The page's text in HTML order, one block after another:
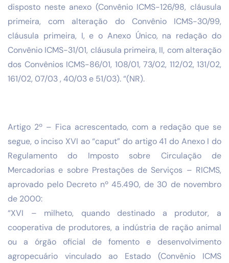
disposto neste anexo (Convênio ICMS-126/98, cláusula
primeira, com alteração do Convênio ICMS-30/99,
cláusula primeira, I, e o Anexo Único, na redação do
Convênio ICMS-31/01, cláusula primeira, II, com alteração
dos Convênios ICMS-86/01, 108/01, 73/02, 112/02, 131/02,
161/02, 07/03 , 40/03 e 51/03). “(NR).
Artigo 2º – Fica acrescentado, com a redação que se
segue, o inciso XVI ao “caput” do artigo 41 do Anexo I do
Regulamento do Imposto sobre Circulação de
Mercadorias e sobre Prestações de Serviços – RICMS,
aprovado pelo Decreto nº 45.490, de 30 de novembro
de 2000:
“XVI – milheto, quando destinado a produtor, a
cooperativa de produtores, a indústria de ração animal
ou a órgão oficial de fomento e desenvolvimento
agropecuário vinculado ao Estado (Convênio ICMS